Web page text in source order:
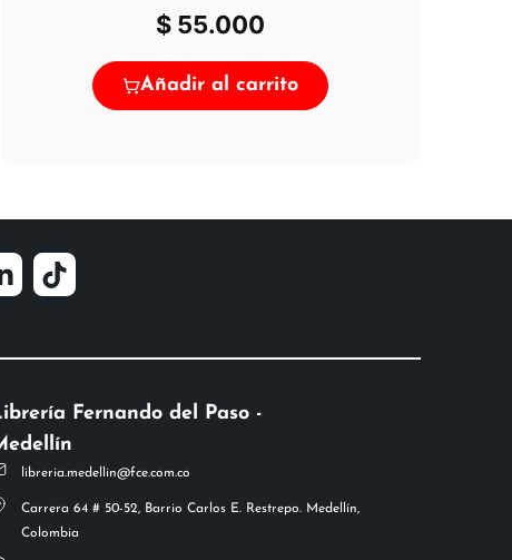
$ 55.000
Añadir al carrito
Fernando del Paso -
libreria.medellin@fce.com.co
Carrera 64 # 50-52, Barrio Carlos E. Restrepo. Medellín,
Colombia